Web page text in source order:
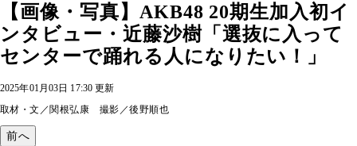
【画像・写真】AKB48 20期生加入初イ
ンタビュー・近藤沙樹「選抜に入って
センターで踊れる人になりたい！」
2025年01月03日 17:30 更新
取材・文／関根弘康 撮影／後野順也
前へ